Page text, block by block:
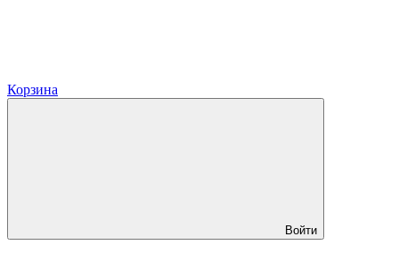
Корзина
Войти